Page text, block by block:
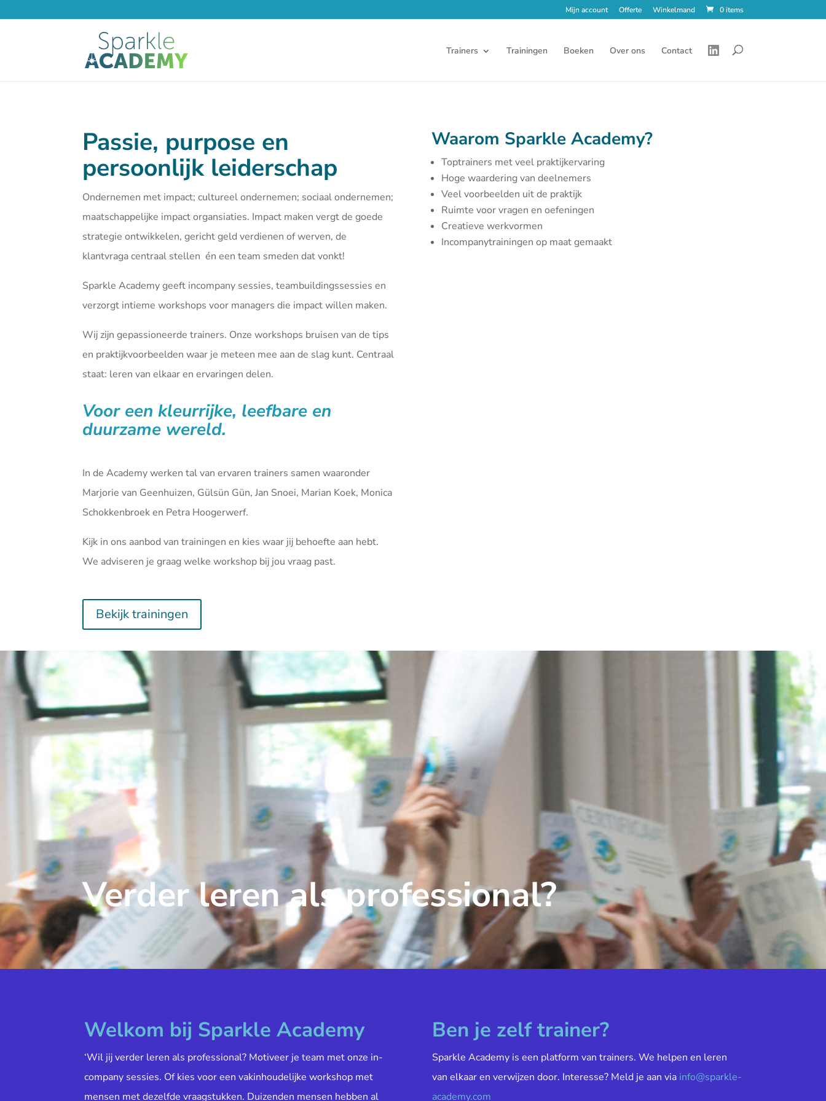
Mijn account Offerte Winkelmand 0 items
Trainers Trainingen Boeken Over ons Contact
Passie, purpose en
persoonlijk leiderschap
Ondernemen met impact; cultureel ondernemen; sociaal ondernemen;
maatschappelijke impact organsiaties. Impact maken vergt de goede
strategie ontwikkelen, gericht geld verdienen of werven, de
klantvraga centraal stellen én een team smeden dat vonkt!
Sparkle Academy geeft incompany sessies, teambuildingssessies en
verzorgt intieme workshops voor managers die impact willen maken.
Wij zijn gepassioneerde trainers. Onze workshops bruisen van de tips
en praktijkvoorbeelden waar je meteen mee aan de slag kunt. Centraal
staat: leren van elkaar en ervaringen delen.
Voor een kleurrijke, leefbare en
duurzame wereld.
In de Academy werken tal van ervaren trainers samen waaronder
Marjorie van Geenhuizen, Gülsün Gün, Jan Snoei, Marian Koek, Monica
Schokkenbroek en Petra Hoogerwerf.
Kijk in ons aanbod vantrainingen en kies waar jij behoefte aan hebt.
We adviseren je graag welke workshop bij jou vraag past.
Bekijk trainingen
Waarom Sparkle Academy?
Toptrainers met veel praktijkervaring
Hoge waardering van deelnemers
Veel voorbeelden uit de praktijk
Ruimte voor vragen en oefeningen
Creatieve werkvormen
Incompanytrainingen op maat gemaakt
Verder leren als professional?
Welkom bij Sparkle Academy
‘Wil jij verder leren als professional? Motiveer je team met onze in-
company sessies. Of kies voor een vakinhoudelijke workshop met
mensen met dezelfde vraagstukken. Duizenden mensen hebben al
Ben je zelf trainer?
Sparkle Academy is een platform van trainers. We helpen en leren
van elkaar en verwijzen door. Interesse? Meld je aan via info@sparkle-
academy.com